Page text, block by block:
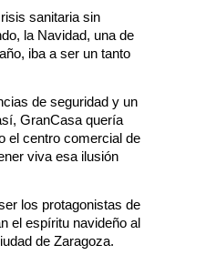
sanitaria sin
la Navidad, una de
iba a ser un tanto
de seguridad y un
GranCasaquería
el centro comercial de
viva esa ilusión
los protagonistas de
el espíritu navideño al
de Zaragoza.